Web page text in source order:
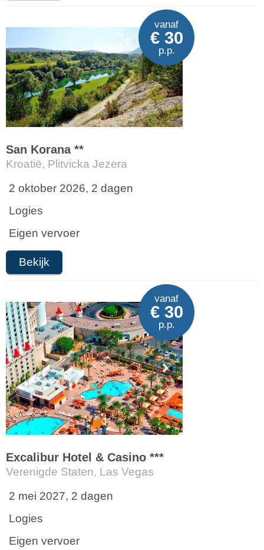
vanaf
€ 30
p.p.
San Korana **
Kroatië, Plitvicka Jezera
2 oktober 2026, 2 dagen
Logies
Eigen vervoer
Bekijk
vanaf
€ 30
p.p.
Excalibur Hotel & Casino ***
Verenigde Staten, Las Vegas
2 mei 2027, 2 dagen
Logies
Eigen vervoer